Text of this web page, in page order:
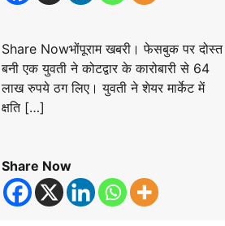
Share Nowभोंपूराम खबरी। फेसबुक पर दोस्त
बनी एक युवती ने कोटद्वार के कारोबारी से 64
लाख रुपये ठग लिए। युवती ने शेयर मार्केट में
क्षति […]
Share Now